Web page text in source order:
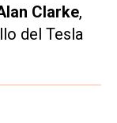
Clarke,
del Tesla